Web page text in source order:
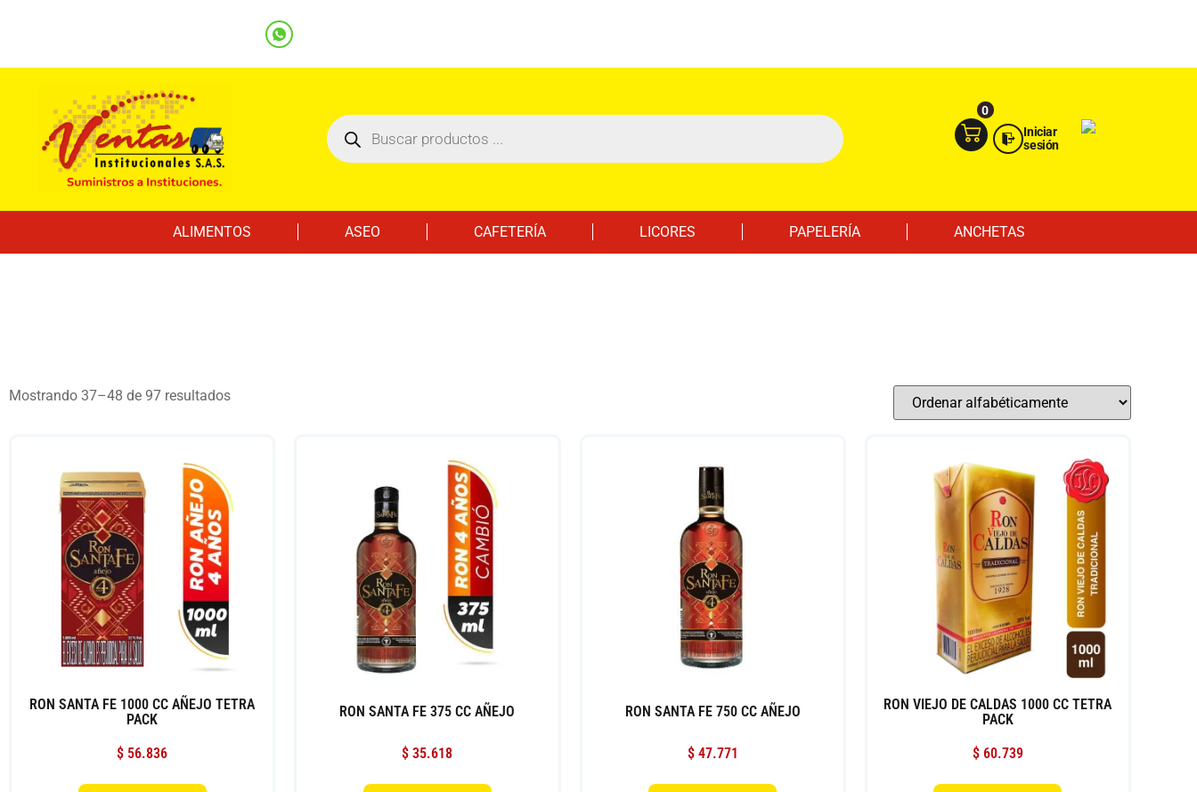
0
Iniciar
sesión
ALIMENTOS ASEO CAFETERÍA LICORES PAPELERÍA ANCHETAS
Mostrando 37–48 de 97 resultados
RON SANTA FE 1000 CC AÑEJO TETRA
PACK
$ 56.836
RON SANTA FE 375 CC AÑEJO
$ 35.618
RON SANTA FE 750 CC AÑEJO
$47.771
RON VIEJO DE CALDAS 1000 CC TETRA
PACK
$60.739